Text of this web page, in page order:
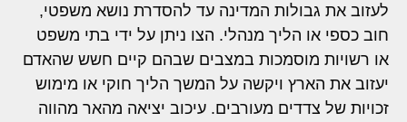
לעזוב את גבולות המדינה עד להסדרת נושא משפטי,
חוב כספי או הליך מנהלי. הצו ניתן על ידי בתי משפט
או רשויות מוסמכות במצבים שבהם קיים חשש שהאדם
יעזוב את הארץ ויקשה על המשך הליך חוקי או מימוש
זכויות של צדדים מעורבים. עיכוב יציאה מהאר מהווה